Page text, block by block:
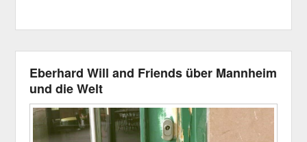
Eberhard Will and Friends über Mannheim
und die Welt